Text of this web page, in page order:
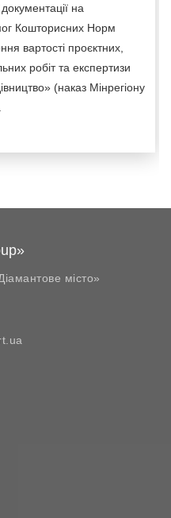
на
Кошторисних Норм
вартості проєктних,
робіт та експертизи
(наказ Мінрегіону
місто»